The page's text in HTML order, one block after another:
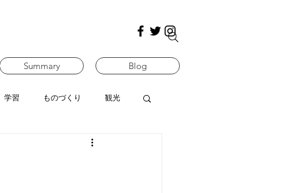
Summary Blog
学習 ものづくり 観光